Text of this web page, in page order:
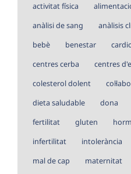
activitat física
anàlisi de sang
anàlisis
bebè
benestar
centres cerba
centres
colesterol dolent
dieta saludable
dona
fertilitat
gluten
infertilitat
intolerància
mal de cap
maternitat